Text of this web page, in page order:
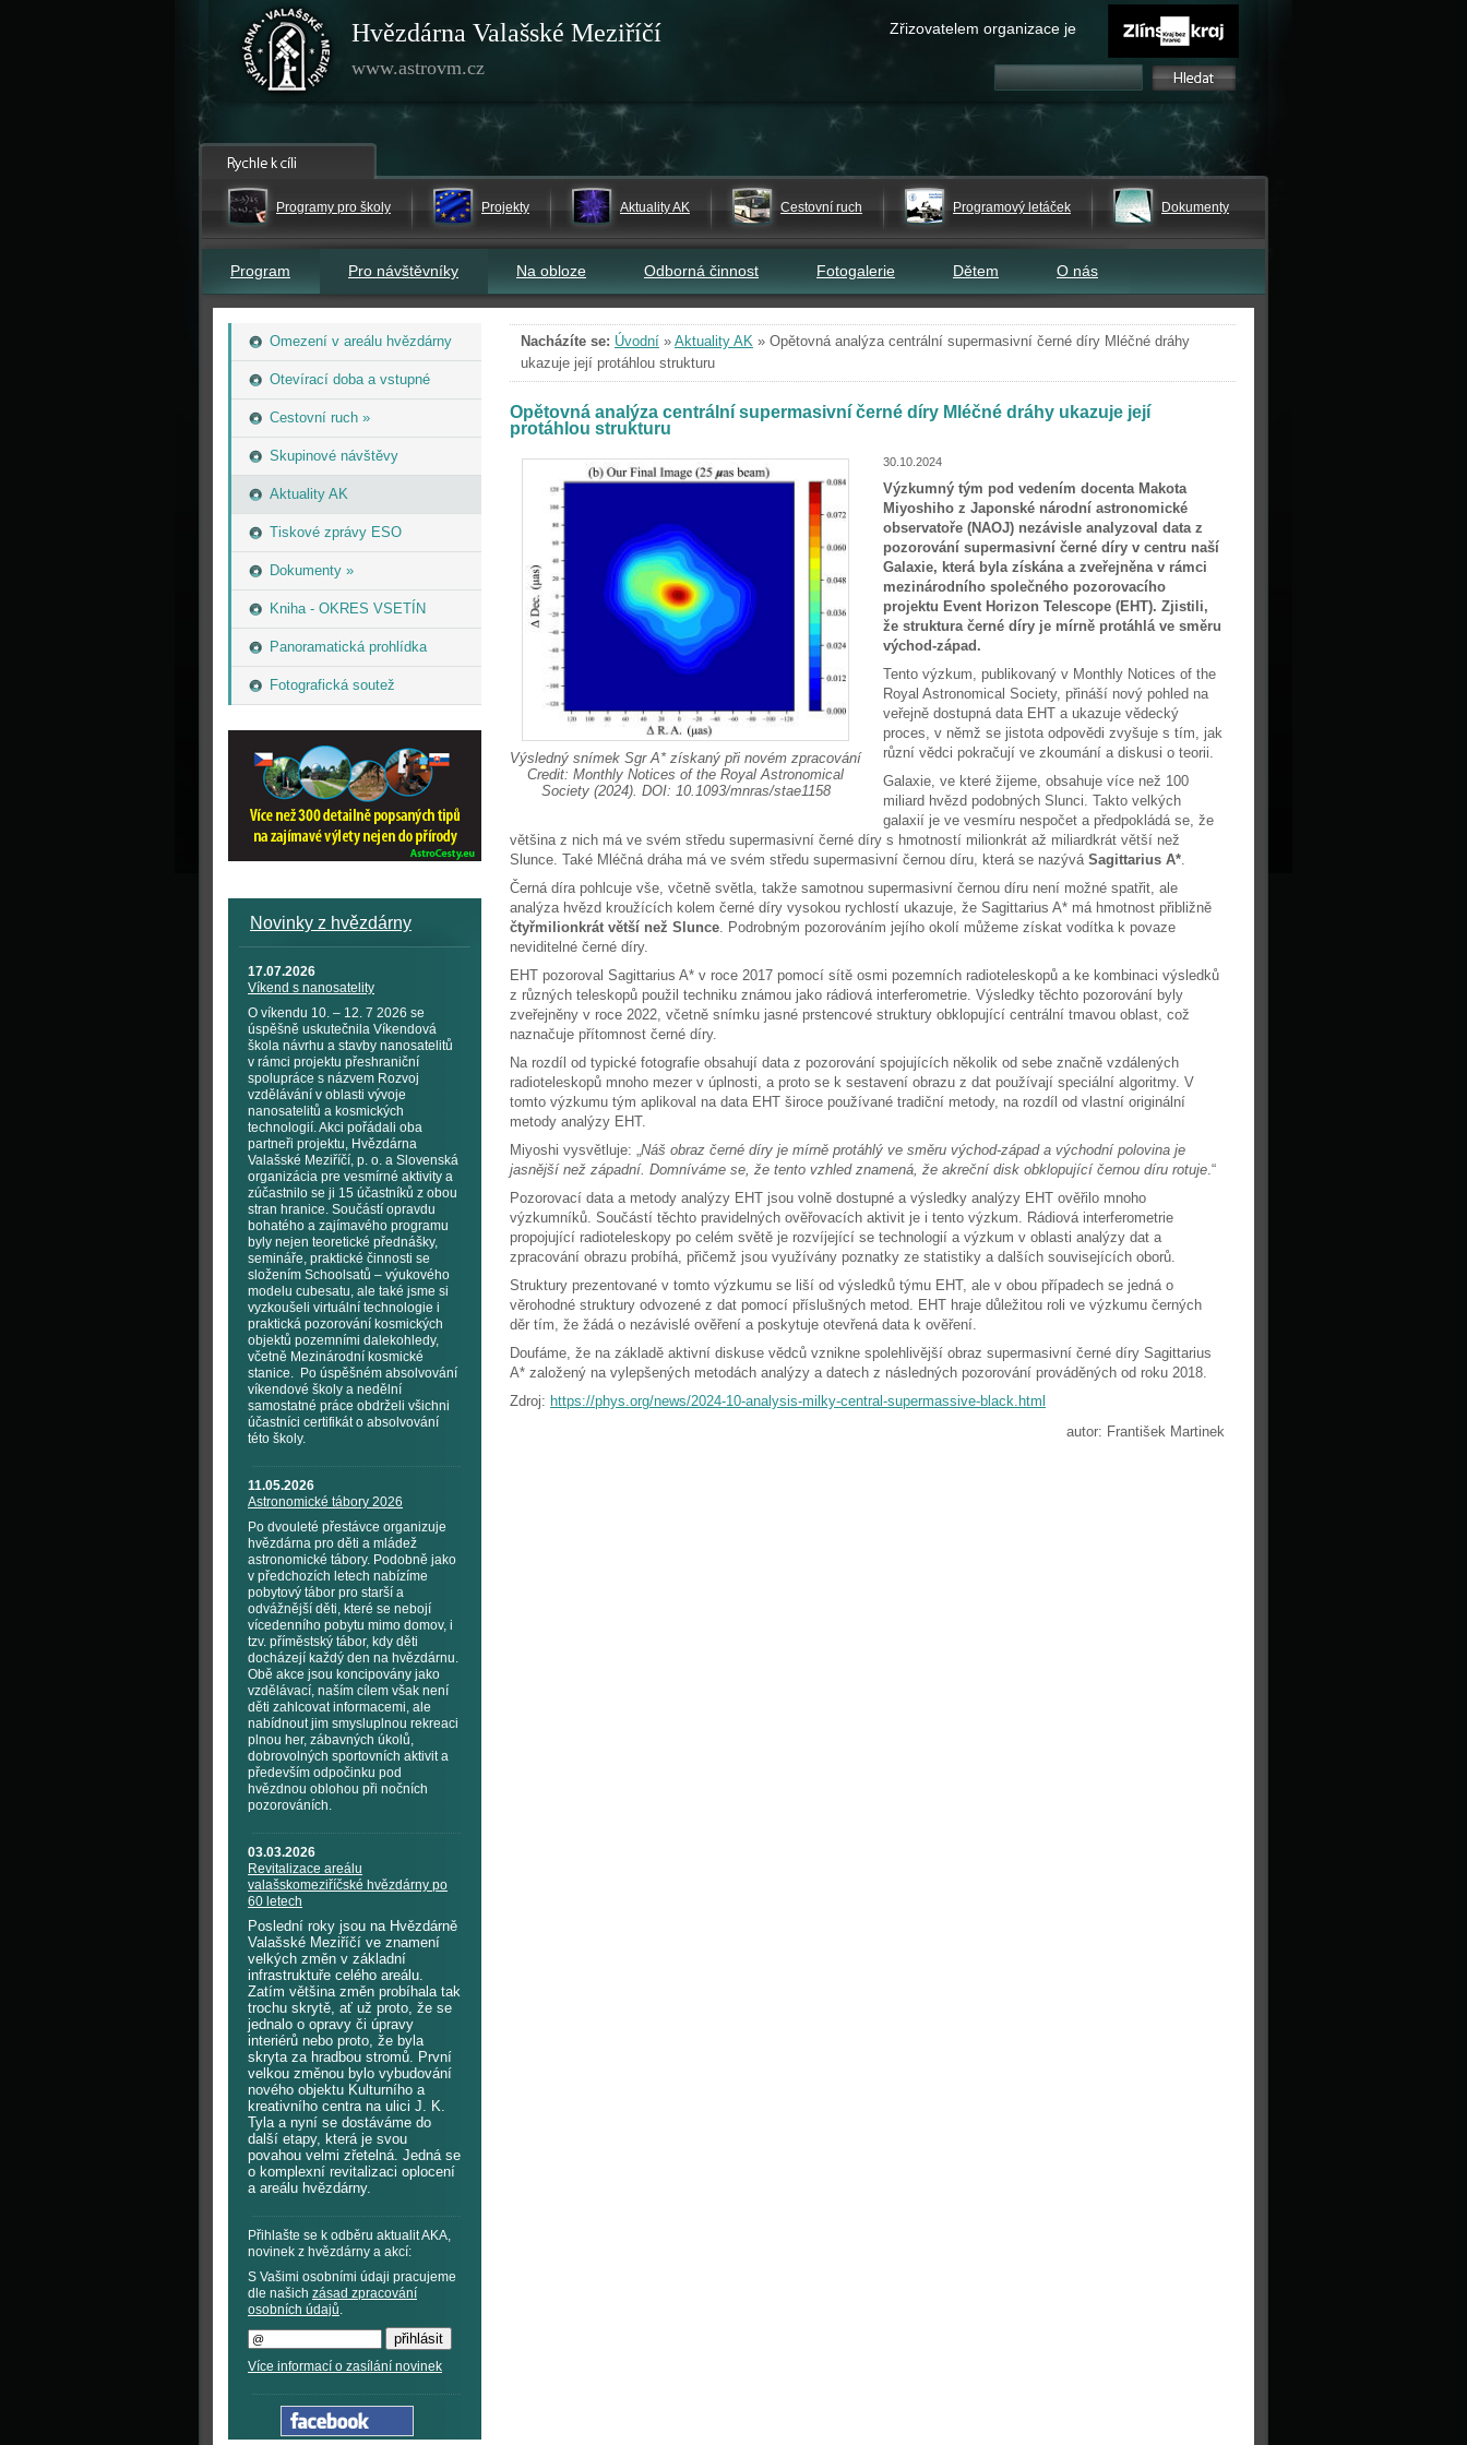
Hvězdárna Valašské Meziříčí
www.astrovm.cz
Zřizovatelem organizace je
Programy pro školy Projekty Aktuality AK Cestovní ruch Programový letáček Dokumenty
Program Pro návštěvníky Na obloze Odborná činnost Fotogalerie Dětem O nás
Omezení v areálu hvězdárny
Otevírací doba a vstupné
Cestovní ruch »
Skupinové návštěvy
Aktuality AK
Tiskové zprávy ESO
Dokumenty »
Kniha - OKRES VSETÍN
Panoramatická prohlídka
Fotografická soutež
Novinky z hvězdárny
17.07.2026
Víkend s nanosatelity
O víkendu 10. – 12. 7 2026 se
úspěšně uskutečnila Víkendová
škola návrhu a stavby nanosatelitů
v rámci projektu přeshraniční
spolupráce s názvem Rozvoj
vzdělávání v oblasti vývoje
nanosatelitů a kosmických
technologií. Akci pořádali oba
partneři projektu, Hvězdárna
Valašské Meziříčí, p. o. a Slovenská
organizácia pre vesmírné aktivity a
zúčastnilo se ji 15 účastníků z obou
stran hranice. Součástí opravdu
bohatého a zajímavého programu
byly nejen teoretické přednášky,
semináře, praktické činnosti se
složením Schoolsatů – výukového
modelu cubesatu, ale také jsme si
vyzkoušeli virtuální technologie i
praktická pozorování kosmických
objektů pozemními dalekohledy,
včetně Mezinárodní kosmické
stanice. Po úspěšném absolvování
víkendové školy a nedělní
samostatné práce obdrželi všichni
účastníci certifikát o absolvování
této školy.
11.05.2026
Astronomické tábory 2026
Po dvouleté přestávce organizuje
hvězdárna pro děti a mládež
astronomické tábory. Podobně jako
v předchozích letech nabízíme
pobytový tábor pro starší a
odvážnější děti, které se nebojí
vícedenního pobytu mimo domov, i
tzv. příměstský tábor, kdy děti
docházejí každý den na hvězdárnu.
Obě akce jsou koncipovány jako
vzdělávací, naším cílem však není
děti zahlcovat informacemi, ale
nabídnout jim smysluplnou rekreaci
plnou her, zábavných úkolů,
dobrovolných sportovních aktivit a
především odpočinku pod
hvězdnou oblohou při nočních
pozorováních.
03.03.2026
Revitalizace areálu
valašskomeziříčské hvězdárny po
60 letech
Poslední roky jsou na Hvězdárně
Valašské Meziříčí ve znamení
velkých změn v základní
infrastruktuře celého areálu.
Zatím většina změn probíhala tak
trochu skrytě, ať už proto, že se
jednalo o opravy či úpravy
interiérů nebo proto, že byla
skryta za hradbou stromů. První
velkou změnou bylo vybudování
nového objektu Kulturního a
kreativního centra na ulici J. K.
Tyla a nyní se dostáváme do
další etapy, která je svou
povahou velmi zřetelná. Jedná se
o komplexní revitalizaci oplocení
a areálu hvězdárny.
Přihlašte se k odběru aktualit AKA,
novinek z hvězdárny a akcí:
S Vašimi osobními údaji pracujeme
dle našich zásad zpracování
osobních údajů.
Více informací o zasílání novinek
Nacházíte se: Úvodní » Aktuality AK » Opětovná analýza centrální supermasivní černé díry Mléčné dráhy
ukazuje její protáhlou strukturu
Opětovná analýza centrální supermasivní černé díry Mléčné dráhy ukazuje její
protáhlou strukturu
30.10.2024
Výsledný snímek Sgr A* získaný při novém zpracování
Credit: Monthly Notices of the Royal Astronomical
Society (2024). DOI: 10.1093/mnras/stae1158
Výzkumný tým pod vedením docenta Makota
Miyoshiho z Japonské národní astronomické
observatoře (NAOJ) nezávisle analyzoval data z
pozorování supermasivní černé díry v centru naší
Galaxie, která byla získána a zveřejněna v rámci
mezinárodního společného pozorovacího
projektu Event Horizon Telescope (EHT). Zjistili,
že struktura černé díry je mírně protáhlá ve směru
východ-západ.
Tento výzkum, publikovaný v Monthly Notices of the
Royal Astronomical Society, přináší nový pohled na
veřejně dostupná data EHT a ukazuje vědecký
proces, v němž se jistota odpovědi zvyšuje s tím, jak
různí vědci pokračují ve zkoumání a diskusi o teorii.
Galaxie, ve které žijeme, obsahuje více než 100
miliard hvězd podobných Slunci. Takto velkých
galaxií je ve vesmíru nespočet a předpokládá se, že
většina z nich má ve svém středu supermasivní černé díry s hmotností milionkrát až miliardkrát větší než
Slunce. Také Mléčná dráha má ve svém středu supermasivní černou díru, která se nazývá Sagittarius A*.
Černá díra pohlcuje vše, včetně světla, takže samotnou supermasivní černou díru není možné spatřit, ale
analýza hvězd kroužících kolem černé díry vysokou rychlostí ukazuje, že Sagittarius A* má hmotnost přibližně
čtyřmilionkrát větší než Slunce. Podrobným pozorováním jejího okolí můžeme získat vodítka k povaze
neviditelné černé díry.
EHT pozoroval Sagittarius A* v roce 2017 pomocí sítě osmi pozemních radioteleskopů a ke kombinaci výsledků
z různých teleskopů použil techniku známou jako rádiová interferometrie. Výsledky těchto pozorování byly
zveřejněny v roce 2022, včetně snímku jasné prstencové struktury obklopující centrální tmavou oblast, což
naznačuje přítomnost černé díry.
Na rozdíl od typické fotografie obsahují data z pozorování spojujících několik od sebe značně vzdálených
radioteleskopů mnoho mezer v úplnosti, a proto se k sestavení obrazu z dat používají speciální algoritmy. V
tomto výzkumu tým aplikoval na data EHT široce používané tradiční metody, na rozdíl od vlastní originální
metody analýzy EHT.
Miyoshi vysvětluje: „Náš obraz černé díry je mírně protáhlý ve směru východ-západ a východní polovina je
jasnější než západní. Domníváme se, že tento vzhled znamená, že akreční disk obklopující černou díru rotuje.“
Pozorovací data a metody analýzy EHT jsou volně dostupné a výsledky analýzy EHT ověřilo mnoho
výzkumníků. Součástí těchto pravidelných ověřovacích aktivit je i tento výzkum. Rádiová interferometrie
propojující radioteleskopy po celém světě je rozvíjející se technologií a výzkum v oblasti analýzy dat a
zpracování obrazu probíhá, přičemž jsou využívány poznatky ze statistiky a dalších souvisejících oborů.
Struktury prezentované v tomto výzkumu se liší od výsledků týmu EHT, ale v obou případech se jedná o
věrohodné struktury odvozené z dat pomocí příslušných metod. EHT hraje důležitou roli ve výzkumu černých
děr tím, že žádá o nezávislé ověření a poskytuje otevřená data k ověření.
Doufáme, že na základě aktivní diskuse vědců vznikne spolehlivější obraz supermasivní černé díry Sagittarius
A* založený na vylepšených metodách analýzy a datech z následných pozorování prováděných od roku 2018.
Zdroj: https://phys.org/news/2024-10-analysis-milky-central-supermassive-black.html
autor: František Martinek